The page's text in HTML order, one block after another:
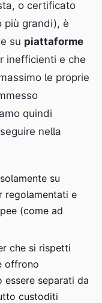
o certificato
più grandi), è
su piattaforme
inefficienti e che
le proprie
quindi
nella
su
regolamentati e
(come ad
che si rispetti
offrono
separati da
custoditi